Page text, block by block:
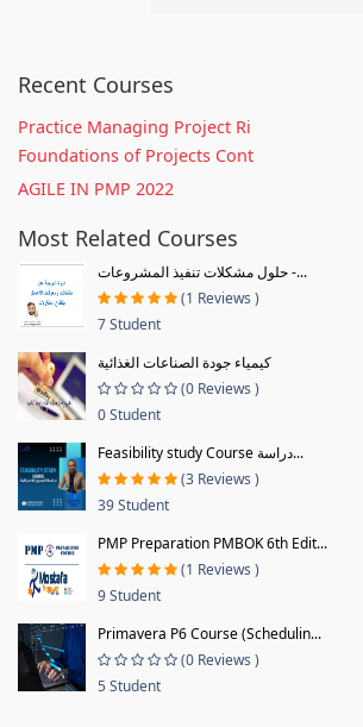
Recent Courses
Practice Managing Project Ri
Foundations of Projects Cont
AGILE IN PMP 2022
Most Related Courses
حلول مشكلات تنفيذ المشروعات -...
(1 Reviews )
7 Student
كيمياء جودة الصناعات الغذائية
(0 Reviews )
0 Student
Feasibility study Course دراسة...
(3 Reviews )
39 Student
PMP Preparation PMBOK 6th Edit...
(1 Reviews )
9 Student
Primavera P6 Course (Schedulin...
(0 Reviews )
5 Student